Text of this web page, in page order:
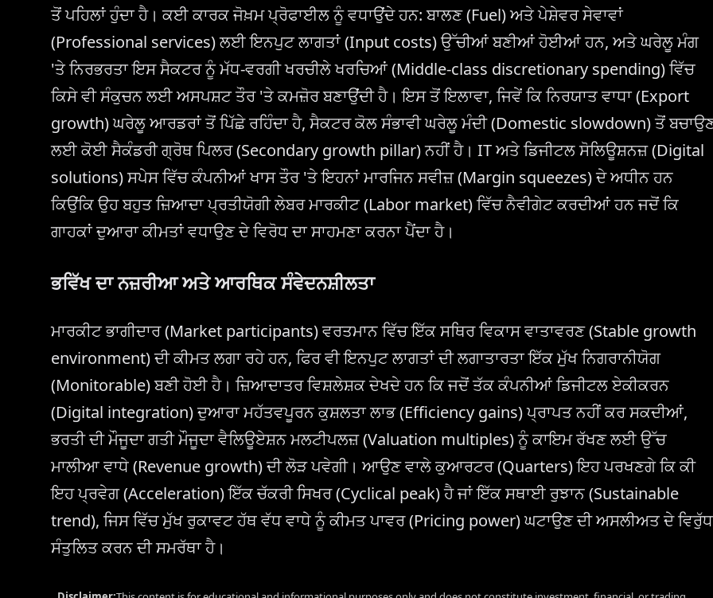
ਤੋਂ ਪਹਿਲਾਂ ਹੁੰਦਾ ਹੈ। ਕਈ ਕਾਰਕ ਜੋਖ਼ਮ ਪ੍ਰੋਫਾਈਲ ਨੂੰ ਵਧਾਉਂਦੇ ਹਨ: ਬਾਲਣ (Fuel) ਅਤੇ ਪੇਸ਼ੇਵਰ ਸੇਵਾਵਾਂ
(Professional services) ਲਈ ਇਨਪੁਟ ਲਾਗਤਾਂ (Input costs) ਉੱਚੀਆਂ ਬਣੀਆਂ ਹੋਈਆਂ ਹਨ, ਅਤੇ ਘਰੇਲੂ ਮੰਗ
'ਤੇ ਨਿਰਭਰਤਾ ਇਸ ਸੈਕਟਰ ਨੂੰ ਮੱਧ-ਵਰਗੀ ਖਰਚੀਲੇ ਖਰਚਿਆਂ (Middle-class discretionary spending) ਵਿੱਚ
ਕਿਸੇ ਵੀ ਸੰਕੁਚਨ ਲਈ ਅਸਪਸ਼ਟ ਤੌਰ 'ਤੇ ਕਮਜ਼ੋਰ ਬਣਾਉਂਦੀ ਹੈ। ਇਸ ਤੋਂ ਇਲਾਵਾ, ਜਿਵੇਂ ਕਿ ਨਿਰਯਾਤ ਵਾਧਾ (Export
growth) ਘਰੇਲੂ ਆਰਡਰਾਂ ਤੋਂ ਪਿੱਛੇ ਰਹਿੰਦਾ ਹੈ, ਸੈਕਟਰ ਕੋਲ ਸੰਭਾਵੀ ਘਰੇਲੂ ਮੰਦੀ (Domestic slowdown) ਤੋਂ
ਲਈ ਕੋਈ ਸੈਕੰਡਰੀ ਗ੍ਰੋਥ ਪਿਲਰ (Secondary growth pillar) ਨਹੀਂ ਹੈ। IT ਅਤੇ ਡਿਜੀਟਲ ਸੋਲਿਊਸ਼ਨਜ਼ (Digital
solutions) ਸਪੇਸ ਵਿੱਚ ਕੰਪਨੀਆਂ ਖਾਸ ਤੌਰ 'ਤੇ ਇਹਨਾਂ ਮਾਰਜਿਨ ਸਵੀਜ਼ (Margin squeezes) ਦੇ ਅਧੀਨ ਹਨ
ਕਿਉਂਕਿ ਉਹ ਬਹੁਤ ਜ਼ਿਆਦਾ ਪ੍ਰਤੀਯੋਗੀ ਲੇਬਰ ਮਾਰਕੀਟ (Labor market) ਵਿੱਚ ਨੈਵੀਗੇਟ ਕਰਦੀਆਂ ਹਨ ਜਦੋਂ ਕਿ
ਗਾਹਕਾਂ ਦੁਆਰਾ ਕੀਮਤਾਂ ਵਧਾਉਣ ਦੇ ਵਿਰੋਧ ਦਾ ਸਾਹਮਣਾ ਕਰਨਾ ਪੈਂਦਾ ਹੈ।
ਭਵਿੱਖ ਦਾ ਨਜ਼ਰੀਆ ਅਤੇ ਆਰਥਿਕ ਸੰਵੇਦਨਸ਼ੀਲਤਾ
ਮਾਰਕੀਟ ਭਾਗੀਦਾਰ (Market participants) ਵਰਤਮਾਨ ਵਿੱਚ ਇੱਕ ਸਥਿਰ ਵਿਕਾਸ ਵਾਤਾਵਰਣ (Stable growth
environment) ਦੀ ਕੀਮਤ ਲਗਾ ਰਹੇ ਹਨ, ਫਿਰ ਵੀ ਇਨਪੁਟ ਲਾਗਤਾਂ ਦੀ ਲਗਾਤਾਰਤਾ ਇੱਕ ਮੁੱਖ ਨਿਗਰਾਨੀਯੋਗ
(Monitorable) ਬਣੀ ਹੋਈ ਹੈ। ਜ਼ਿਆਦਾਤਰ ਵਿਸ਼ਲੇਸ਼ਕ ਦੇਖਦੇ ਹਨ ਕਿ ਜਦੋਂ ਤੱਕ ਕੰਪਨੀਆਂ ਡਿਜੀਟਲ ਏਕੀਕਰਨ
(Digital integration) ਦੁਆਰਾ ਮਹੱਤਵਪੂਰਨ ਕੁਸ਼ਲਤਾ ਲਾਭ (Efficiency gains) ਪ੍ਰਾਪਤ ਨਹੀਂ ਕਰ ਸਕਦੀਆਂ,
ਭਰਤੀ ਦੀ ਮੌਜੂਦਾ ਗਤੀ ਮੌਜੂਦਾ ਵੈਲਿਊਏਸ਼ਨ ਮਲਟੀਪਲਜ਼ (Valuation multiples) ਨੂੰ ਕਾਇਮ ਰੱਖਣ ਲਈ ਉੱਚ
ਮਾਲੀਆ ਵਾਧੇ (Revenue growth) ਦੀ ਲੋੜ ਪਵੇਗੀ। ਆਉਣ ਵਾਲੇ ਕੁਆਰਟਰ (Quarters) ਇਹ ਪਰਖਣਗੇ ਕਿ ਕੀ
ਇਹ ਪ੍ਰਵੇਗ (Acceleration) ਇੱਕ ਚੱਕਰੀ ਸਿਖਰ (Cyclical peak) ਹੈ ਜਾਂ ਇੱਕ ਸਥਾਈ ਰੁਝਾਨ (Sustainable
trend), ਜਿਸ ਵਿੱਚ ਮੁੱਖ ਰੁਕਾਵਟ ਹੱਥ ਵੱਧ ਵਾਧੇ ਨੂੰ ਕੀਮਤ ਪਾਵਰ (Pricing power) ਘਟਾਉਣ ਦੀ ਅਸਲੀਅਤ ਦੇ ਵਿਰੁੱਧ
ਸੰਤੁਲਿਤ ਕਰਨ ਦੀ ਸਮਰੱਥਾ ਹੈ।